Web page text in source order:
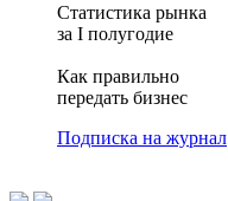
Статистика рынка
за I полугодие
Как правильно
передать бизнес
Подписка на журнал